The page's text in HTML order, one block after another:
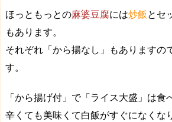
ほっともっとの麻婆豆腐には炒飯とセ
もあります。
それぞれ「から揚なし」もありますの
す。
「から揚げ付」で「ライス大盛」は食
辛くても美味くて白飯がすぐになくな